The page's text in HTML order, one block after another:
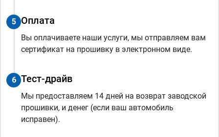
5 Оплата
Вы оплачиваете наши услуги, мы отправляем вам
сертификат на прошивку в электронном виде.
6 Тест-драйв
Мы предоставляем 14 дней на возврат заводской
прошивки, и денег (если ваш автомобиль
исправен).